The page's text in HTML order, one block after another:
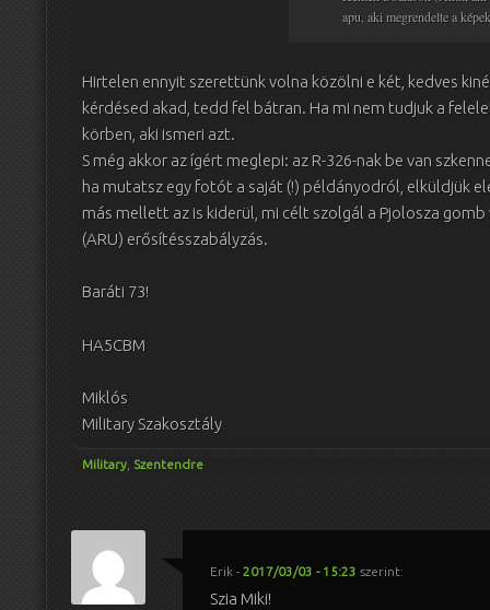
apu, aki megrendelte a
Hirtelen ennyit szerettünk volna közölni e két, kedves
kérdésed akad, tedd fel bátran. Ha mi nem tudjuk a
körben, aki ismeri azt.
S még akkor az ígért meglepi: az R-326-nak be van
ha mutatsz egy fotót a saját (!) példányodról, elküldjük
más mellett az is kiderül, mi célt szolgál a Pjolosza
(ARU) erősítésszabályzás.
Baráti 73!
HA5CBM
Miklós
Military Szakosztály
Military Szentendre
Erik - 2017/03/03 - 15:23 szerint:
Szia Miki!